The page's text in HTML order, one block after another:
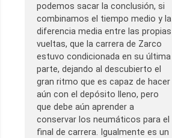
podemos sacar la conclusión, si
combinamos el tiempo medio y la
diferencia media entre las propias
vueltas, que la carrera de Zarco
estuvo condicionada en su última
parte, dejando al descubierto el
gran ritmo que es capaz de hacer
aún con el depósito lleno, pero
que debe aún aprender a
conservar los neumáticos para el
final de carrera. Igualmente es un